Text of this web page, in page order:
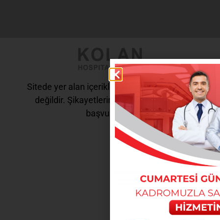
Sitede yer alan içerikler tanı ve tedavi amaçlı
değildir. Şikayetleriniz için doktorunuza
başvurunuz.